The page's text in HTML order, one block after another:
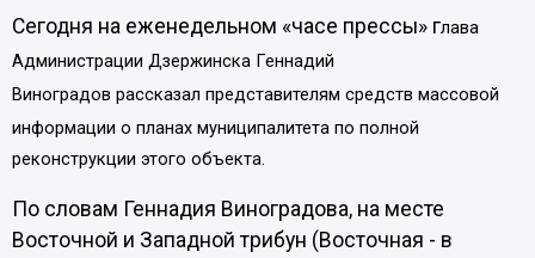
Сегодня на еженедельном «часе прессы» глава
Администрации Дзержинска Геннадий
Виноградов рассказал представителям средств массовой
информации о планах муниципалитета по полной
реконструкции этого объекта.
По словам Геннадия Виноградова, на месте
Восточной и Западной трибун (Восточная - в